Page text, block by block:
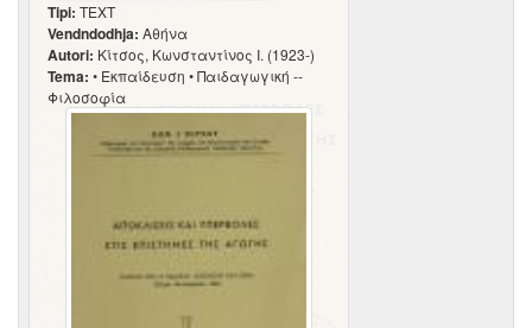
Tipi: TEXT
Vendndodhja: Αθήνα
Autori: Κίτσος, Κωνσταντίνος Ι. (1923-)
Tema: • Εκπαίδευση • Παιδαγωγική --
Φιλοσοφία